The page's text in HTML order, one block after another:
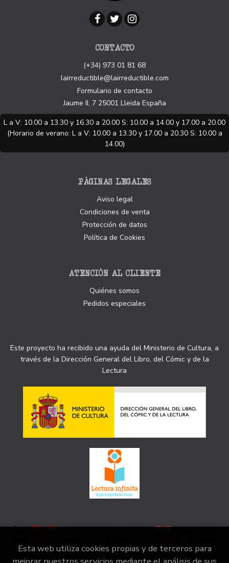
CONTACTO
(+34) 973 01 81 68
lairreductible@lairreductible.com
Formulario de contacto
Jaume II, 7 25001 Lleida España
L a V: 10.00 a 13.30 y 16.30 a 20.00 S: 10.00 a 14.00 y 17.00 a 20.00
(Horario de verano: L a V: 10.00 a 13.30 y 17.00 a 20.30 S: 10.00 a
14.00)
PÁGINAS LEGALES
Aviso legal
Condiciones de venta
Protección de datos
Política de Cookies
ATENCIÓN AL CLIENTE
Quiénes somos
Pedidos especiales
Este proyecto ha recibido una ayuda del Ministerio de Cultura, a
través de la Dirección General del Libro, del Cómic y de la
Lectura
Esta web utiliza cookies propias y de terceros para